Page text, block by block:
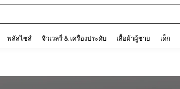
พลัสไซส์ จิวเวลรี่ & เครื่องประดับ เสื้อผ้าผู้ชาย เด็ก